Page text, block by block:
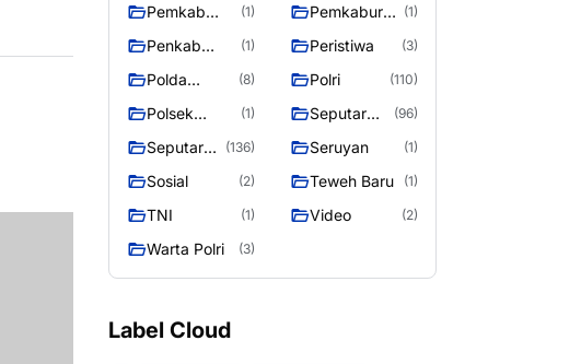
Raya
Raya 4
Pemkab
(1)
Pemkaburun (1)
Penkab
(1) Peristiwa (3)
Polda
(8) Polri (110)
Polsek
Teweh Timur
(1)
Seputar
Murung
Raya
(96)
Seputar
Seasen 2
(136) Seruyan (1)
Sosial (2) Teweh Baru (1)
TNI (1) Video (2)
Warta Polri (3)
Label Cloud